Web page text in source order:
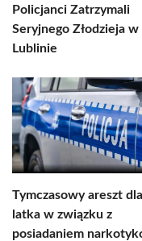
Policjanci Zatrzymali
Seryjnego Złodzieja w
Lublinie
Tymczasowy areszt
latka w związku z
posiadaniem